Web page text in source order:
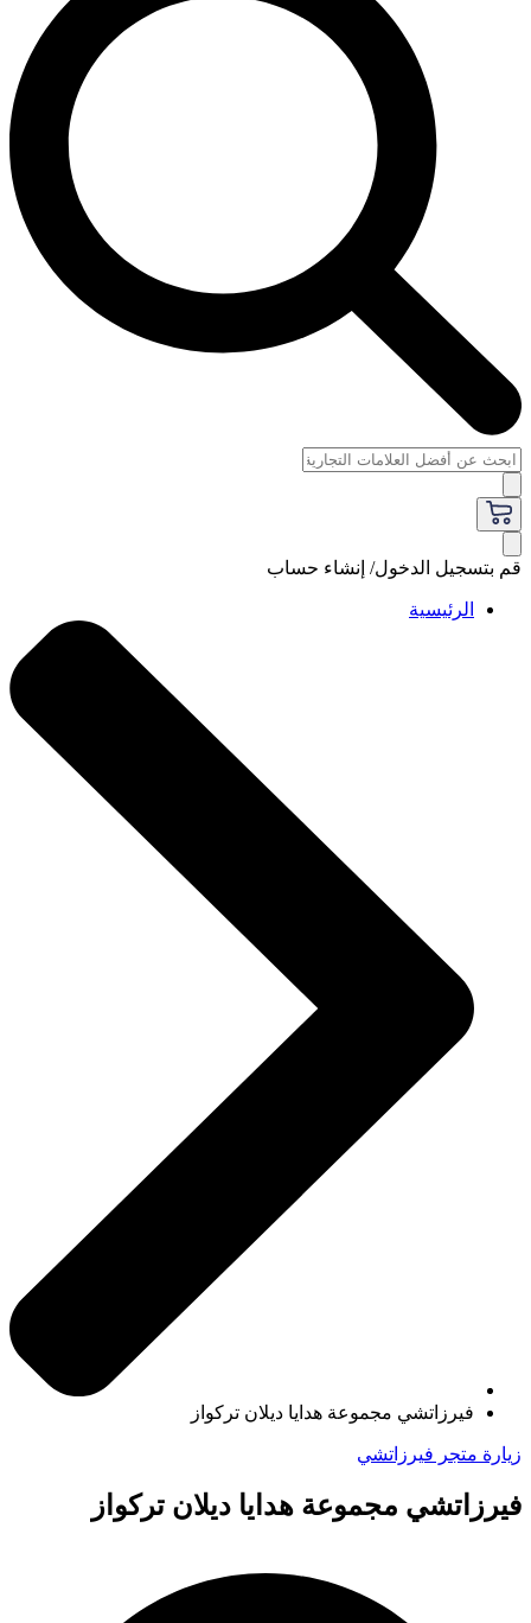
قم بتسجيل الدخول/ إنشاء حساب
الرئيسية
فيرزاتشي مجموعة هدايا ديلان تركواز
زيارة متجر فيرزاتشي
فيرزاتشي مجموعة هدايا ديلان تركواز